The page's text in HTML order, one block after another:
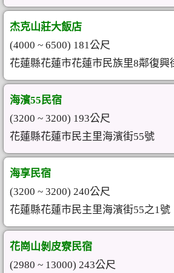
杰克山莊大飯店
(4000 ~ 6500) 181公尺
花蓮縣花蓮市花蓮市民族里8鄰復興
海濱55民宿
(3200 ~ 3200) 193公尺
花蓮縣花蓮市民主里海濱街55號
海享民宿
(3200 ~ 3200) 240公尺
花蓮縣花蓮市民主里海濱街55之1號
花崗山剝皮寮民宿
(2980 ~ 13000) 243公尺